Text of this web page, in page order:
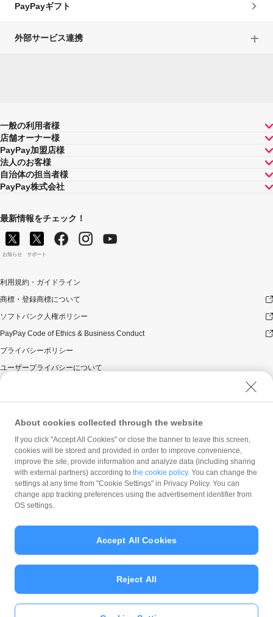
PayPayギフト
外部サービス連携
一般の利用者様
店舗オーナー様
PayPay加盟店様
法人のお客様
自治体の担当者様
PayPay株式会社
最新情報をチェック！
お知らせ サポート
利用規約・ガイドライン
商標・登録商標について
ソフトバンク人権ポリシー
PayPay Code of Ethics & Business Conduct
プライバシーポリシー
ユーザープライバシーについて
ウェブサイト利用規約
反社会的勢力に対する方針
勧誘方針
マネロン等基本方針
カスタマーハラスメントに関する当社の考え方
© PayPay Corporation
About cookies collected through the website
If you click "Accept All Cookies" or close the banner to leave this screen,
cookies will be stored and provided in order to improve convenience,
improve the site, provide information and analyze data (including sharing
with external partners) according to the cookie policy. You can change the
settings at any time from "Cookie Settings" in Privacy Policy. You can
change app tracking preferences using the advertisement identifier from
OS settings.
Reject All
Accept All Cookies